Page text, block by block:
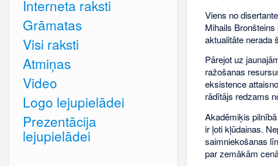
Viens no
Mihails
aktualitāte nerada
Pārejot uz
ražošanas
eksistence
rādītājs redzams
Akadēmiķis
ir ļoti kļūdainas.
saimniekošanas
par zemākām
Interneta raksti
Grāmatas
Visi raksti
Atmiņas
Video
Logo lejupielādei
Prezentācija
lejupielādei